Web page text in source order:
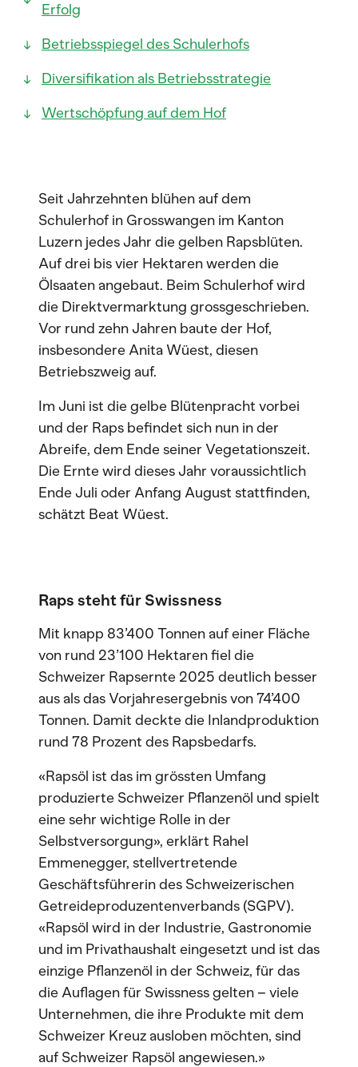
Erfolg
Betriebsspiegel des Schulerhofs
Diversifikation als Betriebsstrategie
Wertschöpfung auf dem Hof
Seit Jahrzehnten blühen auf dem
Schulerhof in Grosswangen im Kanton
Luzern jedes Jahr die gelben Rapsblüten.
Auf drei bis vier Hektaren werden die
Ölsaaten angebaut. Beim Schulerhof wird
die Direktvermarktung grossgeschrieben.
Vor rund zehn Jahren baute der Hof,
insbesondere Anita Wüest, diesen
Betriebszweig auf.
Im Juni ist die gelbe Blütenpracht vorbei
und der Raps befindet sich nun in der
Abreife, dem Ende seiner Vegetationszeit.
Die Ernte wird dieses Jahr voraussichtlich
Ende Juli oder Anfang August stattfinden,
schätzt Beat Wüest.
Raps steht für Swissness
Mit knapp 83’400 Tonnen auf einer Fläche
von rund 23’100 Hektaren fiel die
Schweizer Rapsernte 2025 deutlich besser
aus als das Vorjahresergebnis von 74’400
Tonnen. Damit deckte die Inlandproduktion
rund 78 Prozent des Rapsbedarfs.
«Rapsöl ist das im grössten Umfang
produzierte Schweizer Pflanzenöl und spielt
eine sehr wichtige Rolle in der
Selbstversorgung», erklärt Rahel
Emmenegger, stellvertretende
Geschäftsführerin des Schweizerischen
Getreideproduzentenverbands (SGPV).
«Rapsöl wird in der Industrie, Gastronomie
und im Privathaushalt eingesetzt und ist das
einzige Pflanzenöl in der Schweiz, für das
die Auflagen für Swissness gelten – viele
Unternehmen, die ihre Produkte mit dem
Schweizer Kreuz ausloben möchten, sind
auf Schweizer Rapsöl angewiesen.»